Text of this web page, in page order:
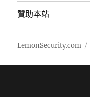
贊助本站
LemonSecurity.com